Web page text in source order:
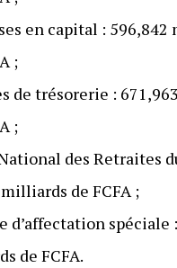
en capital :
;
de trésorerie :
;
des Retraites
de FCFA ;
d’affectation spéciale
de FCFA.